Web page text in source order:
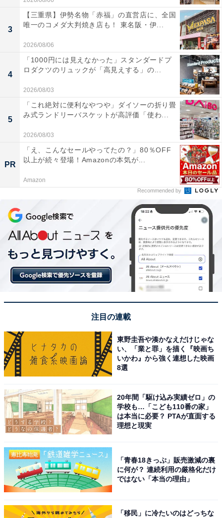
3
【三重県】伊勢名物「赤福」の直営店に、全国
唯一のコメダ大判焼き店も！ 東名阪・伊...
2026/08/06
4
「1000円には見えなかった」スタンダードプ
ロダクツのリュックが「高見えする」の...
2026/08/03
5
「これ絶対に便利なやつや」ダイソーの折り畳
み式ランドリーバスケットが高評価「使わ...
2026/08/03
PR
「え、こんなセールやってたの？」80％OFF
以上が続々登場！Amazonの本気が...
Amazon
Recommended by
注目の連載
東野圭吾や湊かなえだけじゃな
い、「業と罪」を描く『映画ち
いかわ』から強く連想した映画
8選
20年間「駆け込み実績ゼロ」の
学校も…「こども110番の家」
は本当に必要？ PTAが直面する
理想と現実
「青春18きっぷ」販売激減の裏
に何が？ 連続利用の厳格化だけ
ではない「本当の理由」
「移民」に冷たいのはどっちな